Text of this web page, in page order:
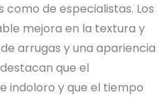
de especialistas. Los
mejora en la textura y
arrugas y una apariencia
que el
indoloro y que el tiempo